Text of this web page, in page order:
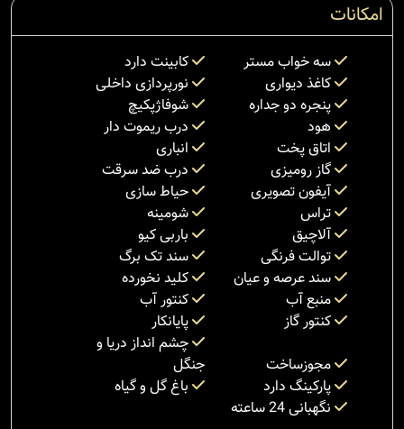
امکانات
سه خواب مستر
کابینت دارد
کاغذ دیواری
نورپردازی داخلی
پنجره دو جداره
شوفاژپکیچ
هود
درب ریموت دار
اتاق پخت
انباری
گاز رومیزی
درب ضد سرقت
آیفون تصویری
حیاط سازی
تراس
شومینه
آلاچیق
باربی کیو
توالت فرنگی
سند تک برگ
سند عرصه و عیان
کلید نخورده
منبع آب
کنتور آب
کنتور گاز
پایانکار
مجوزساخت
چشم انداز دریا و
جنگل
پارکینگ دارد
باغ گل و گیاه
نگهبانی 24 ساعته